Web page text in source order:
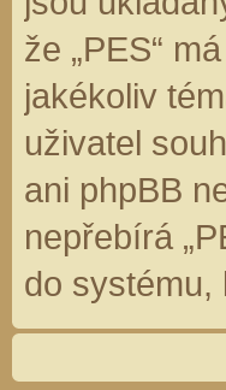
že „PES“
jakékoliv
uživatel
ani phpBB
nepřebírá
do systému,